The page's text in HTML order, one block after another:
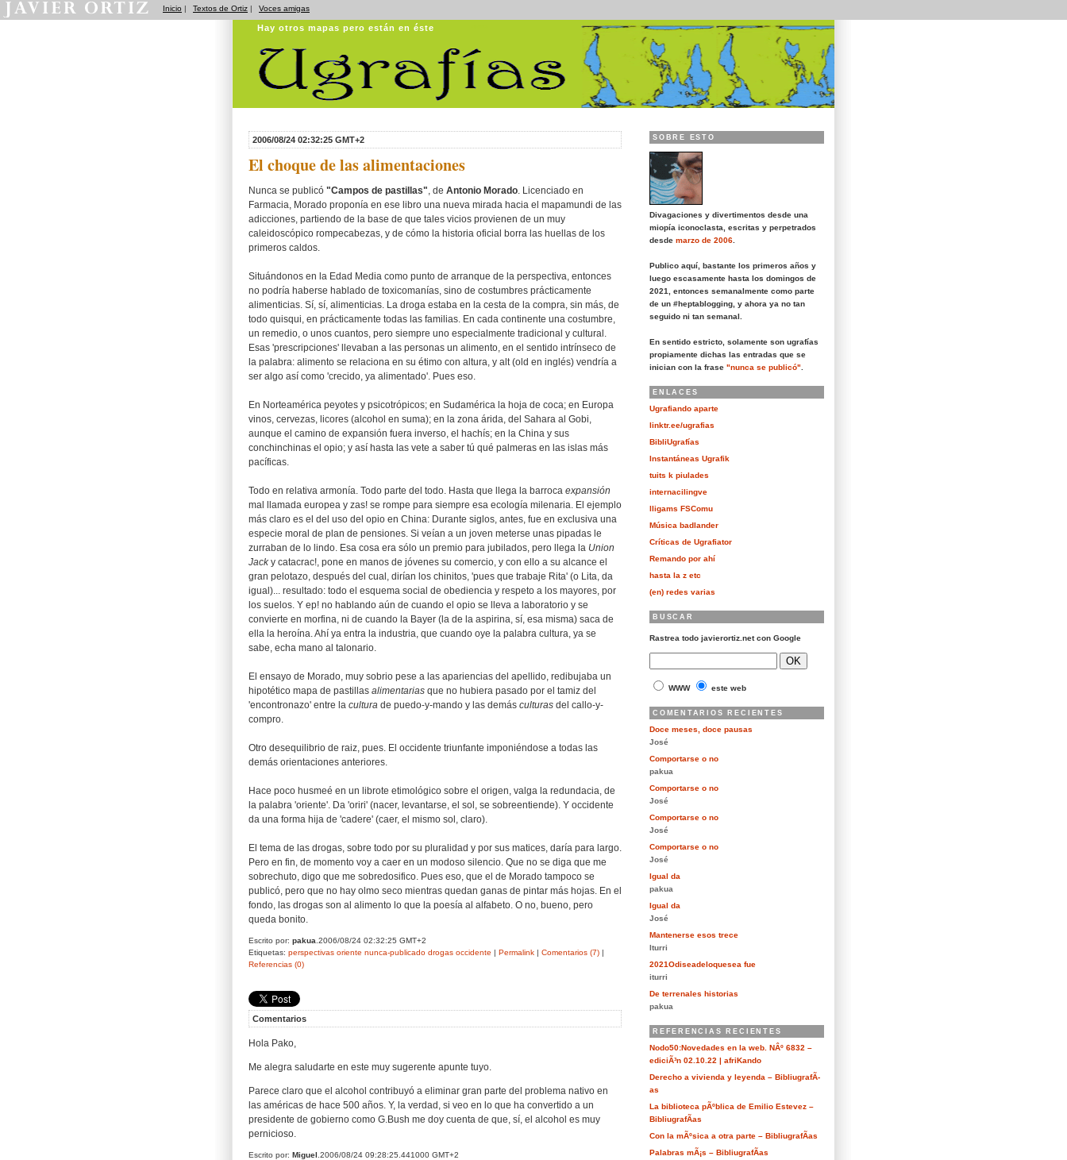
Inicio | Textos de Ortiz | Voces amigas
Hay otros mapas pero están en éste
2006/08/24 02:32:25 GMT+2
El choque de las alimentaciones
Nunca se publicó "Campos de pastillas" , de Antonio Morado . Licenciado en
Farmacia, Morado proponía en ese libro una nueva mirada hacia el mapamundi de las
adicciones, partiendo de la base de que tales vicios provienen de un muy
caleidoscópico rompecabezas, y de cómo la historia oficial borra las huellas de los
primeros caldos.
Situándonos en la Edad Media como punto de arranque de la perspectiva, entonces
no podría haberse hablado de toxicomanías, sino de costumbres prácticamente
alimenticias. Sí, sí, alimenticias. La droga estaba en la cesta de la compra, sin más, de
todo quisqui, en prácticamente todas las familias. En cada continente una costumbre,
un remedio, o unos cuantos, pero siempre uno especialmente tradicional y cultural.
Esas 'prescripciones' llevaban a las personas un alimento, en el sentido intrínseco de
la palabra: alimento se relaciona en su étimo con altura, y alt (old en inglés) vendría a
ser algo así como 'crecido, ya alimentado'. Pues eso.
En Norteamérica peyotes y psicotrópicos; en Sudamérica la hoja de coca; en Europa
vinos, cervezas, licores (alcohol en suma); en la zona árida, del Sahara al Gobi,
aunque el camino de expansión fuera inverso, el hachís; en la China y sus
conchinchinas el opio; y así hasta las vete a saber tú qué palmeras en las islas más
pacíficas.
Todo en relativa armonía. Todo parte del todo. Hasta que llega la barroca expansión
mal llamada europea y zas! se rompe para siempre esa ecología milenaria. El ejemplo
más claro es el del uso del opio en China: Durante siglos, antes, fue en exclusiva una
especie moral de plan de pensiones. Si veían a un joven meterse unas pipadas le
zurraban de lo lindo. Esa cosa era sólo un premio para jubilados, pero llega la Union
Jacky catacrac!, pone en manos de jóvenes su comercio, y con ello a su alcance el
gran pelotazo, después del cual, dirían los chinitos, 'pues que trabaje Rita' (o Lita, da
igual)... resultado: todo el esquema social de obediencia y respeto a los mayores, por
los suelos. Y ep! no hablando aún de cuando el opio se lleva a laboratorio y se
convierte en morfina, ni de cuando la Bayer (la de la aspirina, sí, esa misma) saca de
ella la heroína. Ahí ya entra la industria, que cuando oye la palabra cultura, ya se
sabe, echa mano al talonario.
El ensayo de Morado, muy sobrio pese a las apariencias del apellido, redibujaba un
hipotético mapa de pastillas alimentarias que no hubiera pasado por el tamiz del
'encontronazo' entre la cultura de puedo-y-mando y las demás culturas del callo-y-
compro.
Otro desequilibrio de raiz, pues. El occidente triunfante imponiéndose a todas las
demás orientaciones anteriores.
Hace poco husmeé en un librote etimológico sobre el origen, valga la redundacia, de
la palabra 'oriente'. Da 'oriri' (nacer, levantarse, el sol, se sobreentiende). Y occidente
da una forma hija de 'cadere' (caer, el mismo sol, claro).
El tema de las drogas, sobre todo por su pluralidad y por sus matices, daría para largo.
Pero en fin, de momento voy a caer en un modoso silencio. Que no se diga que me
sobrechuto, digo que me sobredosifico. Pues eso, que el de Morado tampoco se
publicó, pero que no hay olmo seco mientras quedan ganas de pintar más hojas. En el
fondo, las drogas son al alimento lo que la poesía al alfabeto. O no, bueno, pero
queda bonito.
Escrito por: pakua .2006/08/24 02:32:25 GMT+2
Etiquetas: perspectivas oriente nunca-publicado drogas occidente | Permalink | Comentarios (7) |
Referencias (0)
Comentarios
Hola Pako,
Me alegra saludarte en este muy sugerente apunte tuyo.
Parece claro que el alcohol contribuyó a eliminar gran parte del problema nativo en
las américas de hace 500 años. Y, la verdad, si veo en lo que ha convertido a un
presidente de gobierno como G.Bush me doy cuenta de que, sí, el alcohol es muy
pernicioso.
Escrito por: Miguel .2006/08/24 09:28:25.441000 GMT+2
SOBRE ESTO
Divagaciones y divertimentos desde una
miopía iconoclasta, escritas y perpetrados
desde marzo de 2006.
Publico aquí, bastante los primeros años y
luego escasamente hasta los domingos de
2021, entonces semanalmente como parte
de un #heptablogging, y ahora ya no tan
seguido ni tan semanal.
En sentido estricto, solamente son ugrafías
propiamente dichas las entradas que se
inician con la frase "nunca se publicó".
ENLACES
Ugrafiando aparte
linktr.ee/ugrafias
BibliUgrafías
Instantáneas Ugrafik
tuits k piulades
internacilingve
lligams FSComu
Música badlander
Críticas de Ugrafiator
Remando por ahí
hasta la z etc
(en) redes varias
BUSCAR
Rastrea todo javierortiz.net con Google
WWW este web
COMENTARIOS RECIENTES
Doce meses, doce pausas
José
Comportarse o no
pakua
Comportarse o no
José
Comportarse o no
José
Comportarse o no
José
Igual da
pakua
Igual da
José
Mantenerse esos trece
Iturri
2021Odiseadeloquesea fue
iturri
De terrenales historias
pakua
REFERENCIAS RECIENTES
Nodo50:Novedades en la web. NÂº 6832 –
ediciÃ³n 02.10.22 | afriKando
Derecho a vivienda y leyenda – BibliugrafÃ­
as
La biblioteca pÃºblica de Emilio Estevez –
BibliugrafÃ­as
Con la mÃºsica a otra parte – BibliugrafÃ­as
Palabras mÃ¡s – BibliugrafÃ­as